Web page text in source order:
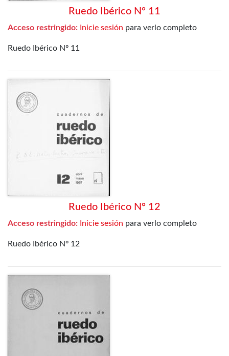
Ruedo Ibérico Nº 11
Acceso restringido: Inicie sesión para verlo completo
Ruedo Ibérico Nº 11
Ruedo Ibérico Nº 12
Acceso restringido: Inicie sesión para verlo completo
Ruedo Ibérico Nº 12